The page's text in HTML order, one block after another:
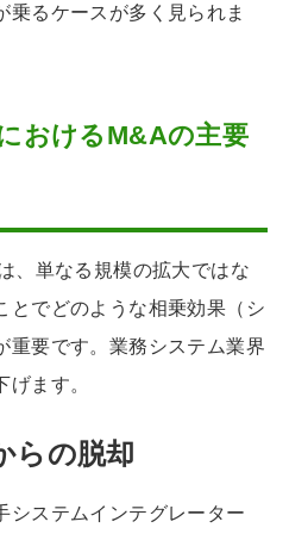
乗るケースが多く見られま
おけるM&Aの主要
、単なる規模の拡大ではな
とでどのような相乗効果（シ
重要です。業務システム業界
ます。
らの脱却
システムインテグレーター